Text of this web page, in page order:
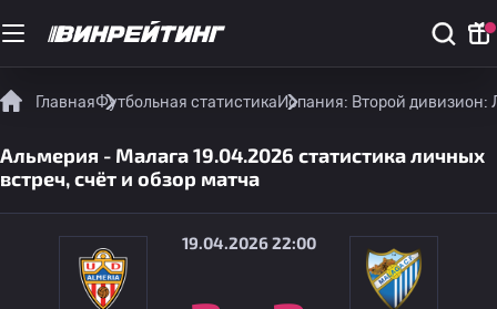
ГлавнаяФутбольная статистикаИспания: Второй дивизион:
Альмерия - Малага 19.04.2026 статистика личных
встреч, счёт и обзор матча
19.04.2026 22:00